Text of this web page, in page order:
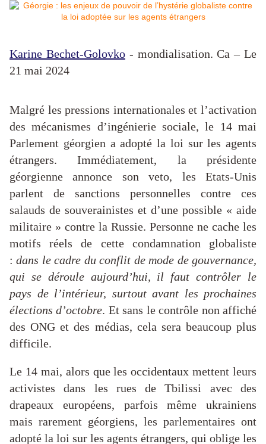
Karine Bechet-Golovko- mondialisation. Ca – Le
21 mai 2024
Malgré les pressions internationales et l’activation
des mécanismes d’ingénierie sociale, le 14 mai
Parlement géorgien a adopté la loi sur les agents
étrangers. Immédiatement, la présidente
géorgienne annonce son veto, les Etats-Unis
parlent de sanctions personnelles contre ces
salauds de souverainistes et d’une possible « aide
militaire » contre la Russie. Personne ne cache les
motifs réels de cette condamnation globaliste
:dans le cadre du conflit de mode de gouvernance,
qui se déroule aujourd’hui, il faut contrôler le
pays de l’intérieur, surtout avant les prochaines
élections d’octobre. Et sans le contrôle non affiché
des ONG et des médias, cela sera beaucoup plus
difficile.
Le 14 mai, alors que les occidentaux mettent leurs
activistes dans les rues de Tbilissi avec des
drapeaux européens, parfois même ukrainiens
mais rarement géorgiens, les parlementaires ont
adopté la loi sur les agents étrangers, qui oblige les